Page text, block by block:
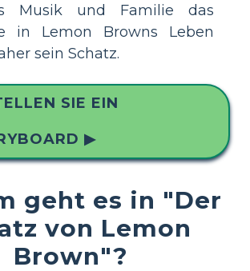
Musik und Familie das
in Lemon Browns Leben
sein Schatz.
SIE EIN
▶
geht es in "Der
von Lemon
Brown"?